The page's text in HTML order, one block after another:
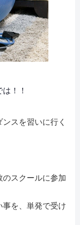
！！
スを習いに行く
スクールに参加
事を、単発で受け